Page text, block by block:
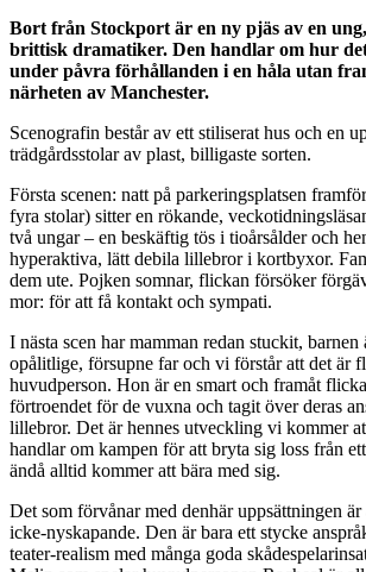
Bort från Stockport är en ny pjäs av en
brittisk dramatiker. Den handlar om hur
under påvra förhållanden i en håla utan
närheten av Manchester.
Scenografin består av ett stiliserat hus och en
trädgårdsstolar av plast, billigaste sorten.
Första scenen: natt på parkeringsplatsen
fyra stolar) sitter en rökande,
två ungar – en beskäftig tös i tioårsålder och
hyperaktiva, lätt debila lillebror i kortbyxor.
dem ute. Pojken somnar, flickan försöker
mor: för att få kontakt och sympati.
I nästa scen har mamman redan stuckit, barnen
opålitlige, försupne far och vi förstår att det är
huvudperson. Hon är en smart och framåt
förtroendet för de vuxna och tagit över deras
lillebror. Det är hennes utveckling vi kommer
handlar om kampen för att bryta sig loss från
ändå alltid kommer att bära med sig.
Det som förvånar med denhär uppsättningen är
icke-nyskapande. Den är bara ett stycke
teater-realism med många goda